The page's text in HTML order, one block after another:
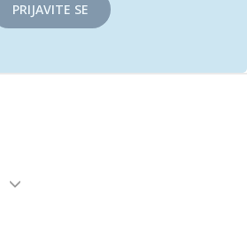
PRIJAVITE SE